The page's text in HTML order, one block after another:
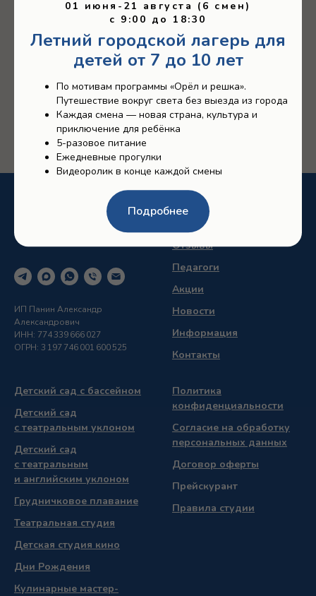
01 июня-21 августа (6 смен)
c 9:00 до 18:30
Летний городской лагерь для
детей от 7 до 10 лет
По мотивам программы «Орёл и решка».
Путешествие вокруг света без выезда из города
Каждая смена — новая страна, культура и
приключение для ребёнка
5-разовое питание
Ежедневные прогулки
Видеоролик в конце каждой смены
Подробнее
ИП Панин Александр
Александрович
ИНН: 774 339 666 027
ОГРН: 3 197 746 001 600 525
О студии
Направления
Отзывы
Педагоги
Акции
Новости
Информация
Контакты
Детский сад с бассейном
Детский сад
с театральным уклоном
Детский сад
с театральным
и английским уклоном
Грудничковое плавание
Театральная студия
Детская студия кино
Дни Рождения
Кулинарные мастер-
Политика
конфиденциальности
Согласие на обработку
персональных данных
Договор оферты
Прейскурант
Правила студии